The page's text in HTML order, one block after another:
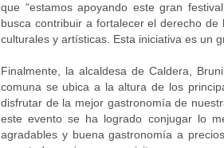
que “estamos apoyando este gran
busca contribuir a fortalecer el derecho
culturales y artísticas. Esta iniciativa es un
Finalmente, la alcaldesa de Caldera,
comuna se ubica a la altura de los
disfrutar de la mejor gastronomía de
este evento se ha logrado conjugar lo
agradables y buena gastronomía a